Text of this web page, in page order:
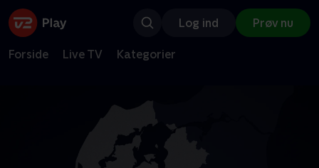
Log ind Prøv nu
Forside Live TV Kategorier